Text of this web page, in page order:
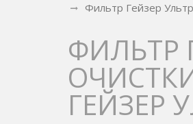
Фильтр Гейзер
ФИЛЬТР
ГЕЙЗЕР